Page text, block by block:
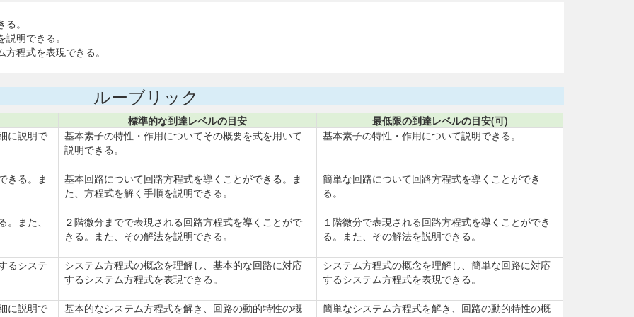
。
明できる。
程式を表現できる。
ルーブリック
標準的な到達レベルの目安
最低限の到達レベルの目安(可)
に説明で
基本素子の特性・作用についてその概要を式を用いて
説明できる。
基本素子の特性・作用について説明できる。
きる。ま
基本回路について回路方程式を導くことができる。ま
た、方程式を解く手順を説明できる。
簡単な回路について回路方程式を導くことができ
る。
また、
２階微分までで表現される回路方程式を導くことがで
きる。また、その解法を説明できる。
１階微分で表現される回路方程式を導くことができ
る。また、その解法を説明できる。
るシステ
システム方程式の概念を理解し、基本的な回路に対応
するシステム方程式を表現できる。
システム方程式の概念を理解し、簡単な回路に対応
するシステム方程式を表現できる。
に説明で
基本的なシステム方程式を解き、回路の動的特性の概
簡単なシステム方程式を解き、回路の動的特性の概